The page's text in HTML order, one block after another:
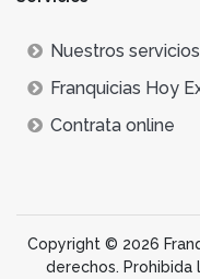
Nuestros servicios
Franquicias Hoy
Contrata online
Copyright © 2026
derechos.